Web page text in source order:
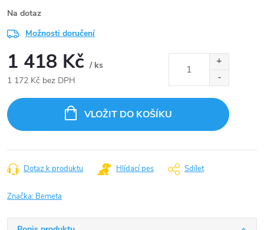
Na dotaz
Možnosti doručení
1 418 Kč / ks
1 172 Kč bez DPH
cena:
VLOŽIT DO KOŠÍKU
Dotaz k produktu Hlídací pes Sdílet
Značka: Bemeta